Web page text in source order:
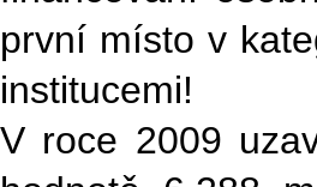
první místo v
institucemi!
V roce 2009